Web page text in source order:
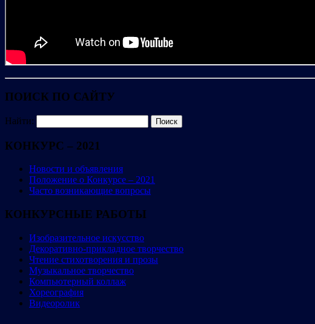
ПОИСК ПО САЙТУ
Найти:
КОНКУРС – 2021
Новости и объявления
Положение о Конкурсе – 2021
Часто возникающие вопросы
КОНКУРСНЫЕ РАБОТЫ
Изобразительное искусство
Декоративно-прикладное творчество
Чтение стихотворения и прозы
Музыкальное творчество
Компьютерный коллаж
Хореография
Видеоролик